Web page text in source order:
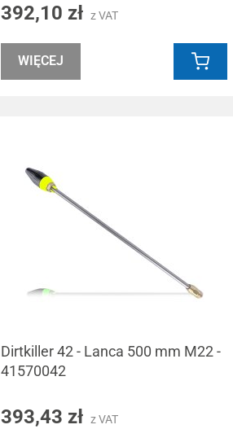
392,10 zł z VAT
WIĘCEJ
Dirtkiller 42 - Lanca 500 mm M22 -
41570042
393,43 zł z VAT